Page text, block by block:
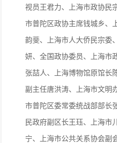
视员王君力、上海市政协民
市普陀区政协主席钱城乡、
韵斐、上海市人大侨民宗委
妍、全国政协委员、上海市
张喆人、上海博物馆原馆长
副主任唐洪涛、上海市文明
市普陀区委常委统战部部长
民政府副区长王珏、上海市
宁、上海市公共关系协会副